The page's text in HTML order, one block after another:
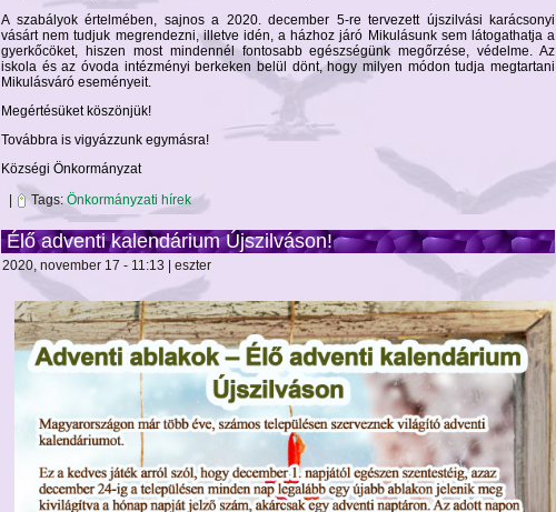
A szabályok értelmében, sajnos a 2020. december 5-re tervezett újszilvási karácsonyi
vásárt nem tudjuk megrendezni, illetve idén, a házhoz járó Mikulásunk sem látogathatja a
gyerkőcöket, hiszen most mindennél fontosabb egészségünk megőrzése, védelme. Az
iskola és az óvoda intézményi berkeken belül dönt, hogy milyen módon tudja megtartani
Mikulásváró eseményeit.
Megértésüket köszönjük!
Továbbra is vigyázzunk egymásra!
Községi Önkormányzat
|
Tags: Önkormányzati hírek
Élő adventi kalendárium Újszilváson!
2020, november 17 - 11:13 | eszter